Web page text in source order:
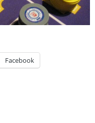
Facebook